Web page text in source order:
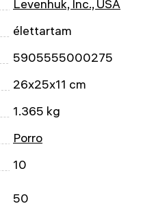
Levenhuk, Inc., USA
élettartam
5905555000275
26x25x11 cm
1.365 kg
Porro
10
50